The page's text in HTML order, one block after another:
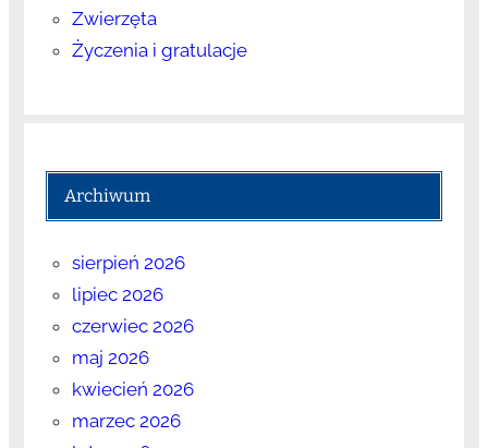
Zwierzęta
Życzenia i gratulacje
Archiwum
sierpień 2026
lipiec 2026
czerwiec 2026
maj 2026
kwiecień 2026
marzec 2026